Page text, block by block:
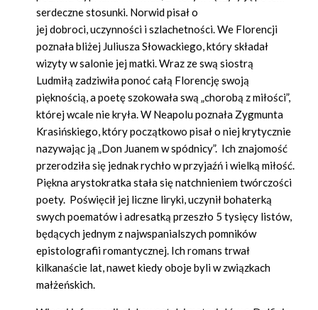
serdeczne stosunki. Norwid pisał o
jej dobroci, uczynności i szlachetności. We Florencji
poznała bliżej Juliusza Słowackiego, który składał
wizyty w salonie jej matki. Wraz ze swą siostrą
Ludmiłą zadziwiła ponoć całą Florencję swoją
pięknością, a poetę szokowała swą „chorobą z miłości”,
której wcale nie kryła. W Neapolu poznała Zygmunta
Krasińskiego, który początkowo pisał o niej krytycznie
nazywając ją „Don Juanem w spódnicy”. Ich znajomość
przerodziła się jednak rychło w przyjaźń i wielką miłość.
Piękna arystokratka stała się natchnieniem twórczości
poety. Poświęcił jej liczne liryki, uczynił bohaterką
swych poematów i adresatką przeszło 5 tysięcy listów,
będących jednym z najwspanialszych pomników
epistolografii romantycznej. Ich romans trwał
kilkanaście lat, nawet kiedy oboje byli w związkach
małżeńskich.